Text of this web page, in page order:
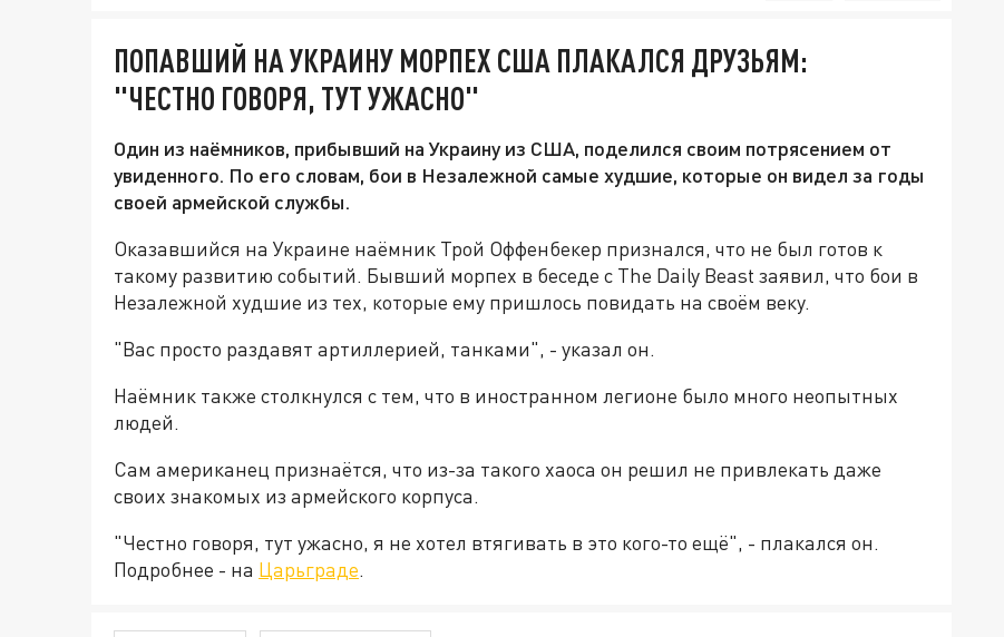
ПОПАВШИЙ НА УКРАИНУ МОРПЕХ США ПЛАКАЛСЯ ДРУЗЬЯМ:
"ЧЕСТНО ГОВОРЯ, ТУТ УЖАСНО"
Один из наёмников, прибывший на Украину из США, поделился своим потрясением от
увиденного. По его словам, бои в Незалежной самые худшие, которые он видел за годы
своей армейской службы.
Оказавшийся на Украине наёмник Трой Оффенбекер признался, что не был готов к
такому развитию событий. Бывший морпех в беседе с The Daily Beast заявил, что бои в
Незалежной худшие из тех, которые ему пришлось повидать на своём веку.
"Вас просто раздавят артиллерией, танками", - указал он.
Наёмник также столкнулся с тем, что в иностранном легионе было много неопытных
людей.
Сам американец признаётся, что из-за такого хаоса он решил не привлекать даже
своих знакомых из армейского корпуса.
"Честно говоря, тут ужасно, я не хотел втягивать в это кого-то ещё", - плакался он.
Подробнее - на Царьграде.